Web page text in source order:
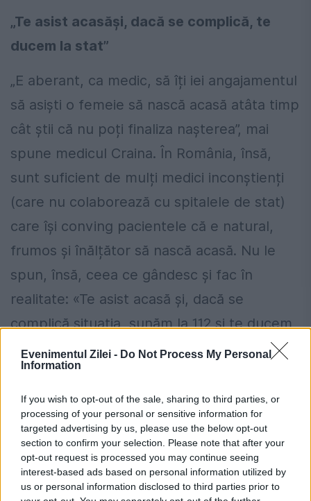
Evenimentul Zilei - Do Not Process My Personal
Information
If you wish to opt-out of the sale, sharing to third parties, or
processing of your personal or sensitive information for
targeted advertising by us, please use the below opt-out
section to confirm your selection. Please note that after your
opt-out request is processed you may continue seeing
interest-based ads based on personal information utilized by
us or personal information disclosed to third parties prior to
„Te asist acasăși, dacă se complică, te
ducem la stat”
„E aberant, ca medic, să îți iei angajamentul
să asiști o femeie să nască acasă atâta timp
cât știi că nu poți finaliza nașterea”, mai
spune medicul Craina. În România, însă,
sunt suficient de mulți medici inconștienți
(care nu colaborează cu spitalele de stat)
care își conving pacientele că e natural,
frumos și înălțător să nască acasă. Nu le
spun, însă, ceea ce gândesc și fac în
realitate: «Te asist acasă și, dacă se
complică situația, sunăm la 112 și te ducem
la stat»”, e revoltat medicul Marius Craina,
care descrie și riscurile: „Ce trebuie reținut
e că nașterea în general poate fi
periculoasă, chiar și în spital. Nașterea
acasă e absurdă, în secolul XXI, când există
maternități de stat și private. La spital, în
timpul travaliului, mamei îi sunt